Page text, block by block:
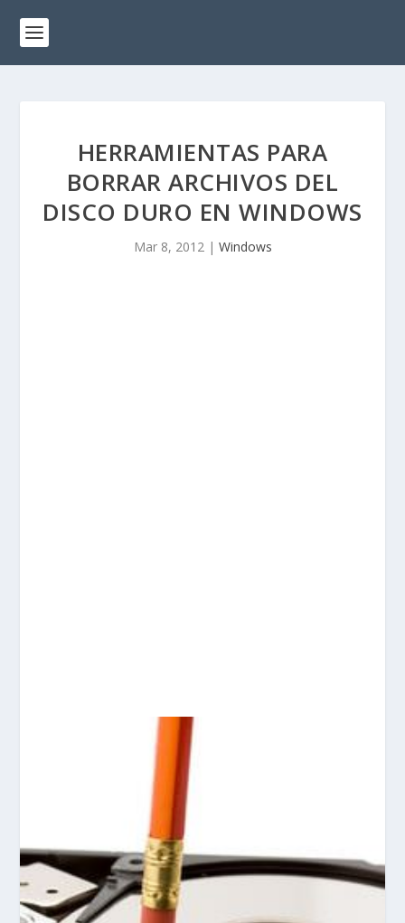
HERRAMIENTAS PARA
BORRAR ARCHIVOS DEL
DISCO DURO EN WINDOWS
Mar 8, 2012| Windows